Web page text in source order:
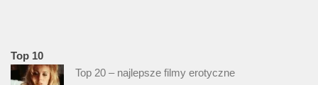
Top 10
Top 20 – najlepsze filmy erotyczne